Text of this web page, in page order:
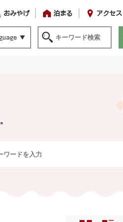
おみやげ 泊まる アクセス